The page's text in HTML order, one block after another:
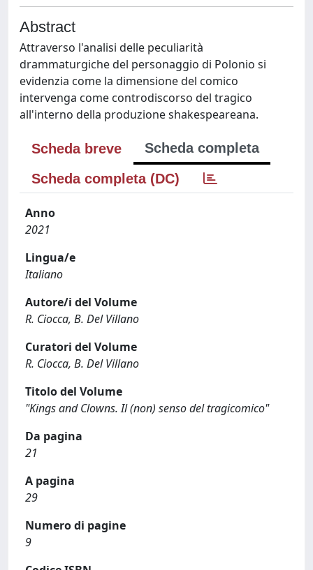
Abstract
Attraverso l'analisi delle peculiarità
drammaturgiche del personaggio di Polonio si
evidenzia come la dimensione del comico
intervenga come controdiscorso del tragico
all'interno della produzione shakespeareana.
Scheda breve
Scheda completa
Scheda completa (DC)
Anno
2021
Lingua/e
Italiano
Autore/i del Volume
R. Ciocca, B. Del Villano
Curatori del Volume
R. Ciocca, B. Del Villano
Titolo del Volume
"Kings and Clowns. Il (non) senso del tragicomico"
Da pagina
21
A pagina
29
Numero di pagine
9